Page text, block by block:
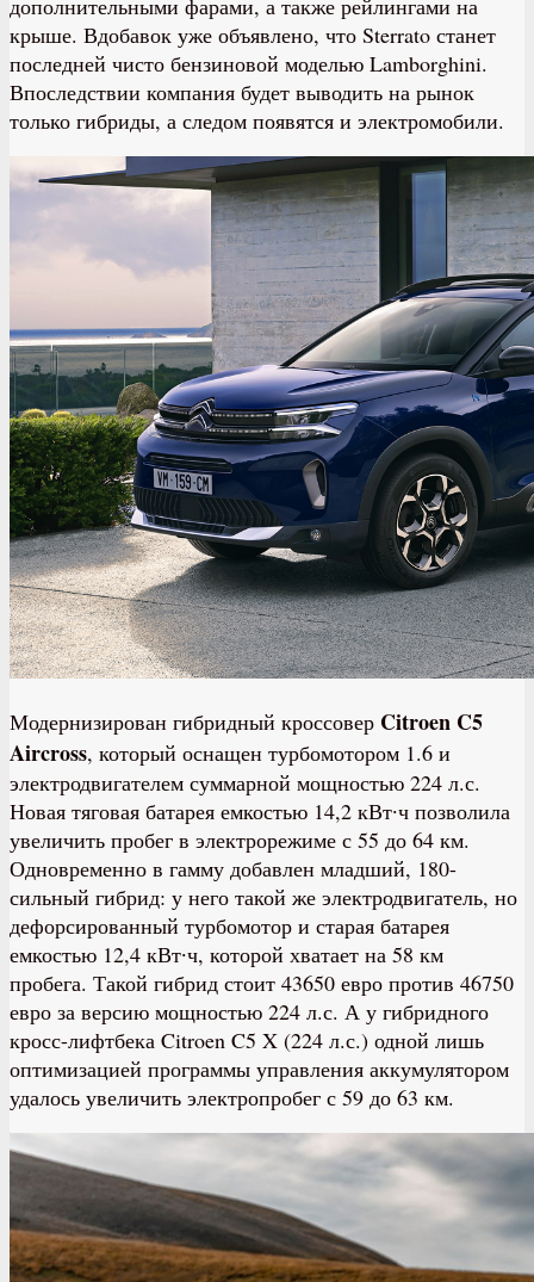
дополнительными фарами, а также рейлингами на
крыше. Вдобавок уже объявлено, что Sterrato станет
последней чисто бензиновой моделью Lamborghini.
Впоследствии компания будет выводить на рынок
только гибриды, а следом появятся и электромобили.
Модернизирован гибридный кроссовер Citroen C5
Aircross, который оснащен турбомотором 1.6 и
электродвигателем суммарной мощностью 224 л.с.
Новая тяговая батарея емкостью 14,2 кВт∙ч позволила
увеличить пробег в электрорежиме с 55 до 64 км.
Одновременно в гамму добавлен младший, 180-
сильный гибрид: у него такой же электродвигатель, но
дефорсированный турбомотор и старая батарея
емкостью 12,4 кВт∙ч, которой хватает на 58 км
пробега. Такой гибрид стоит 43650 евро против 46750
евро за версию мощностью 224 л.с. А у гибридного
кросс-лифтбека Citroen C5 X (224 л.с.) одной лишь
оптимизацией программы управления аккумулятором
удалось увеличить электропробег с 59 до 63 км.